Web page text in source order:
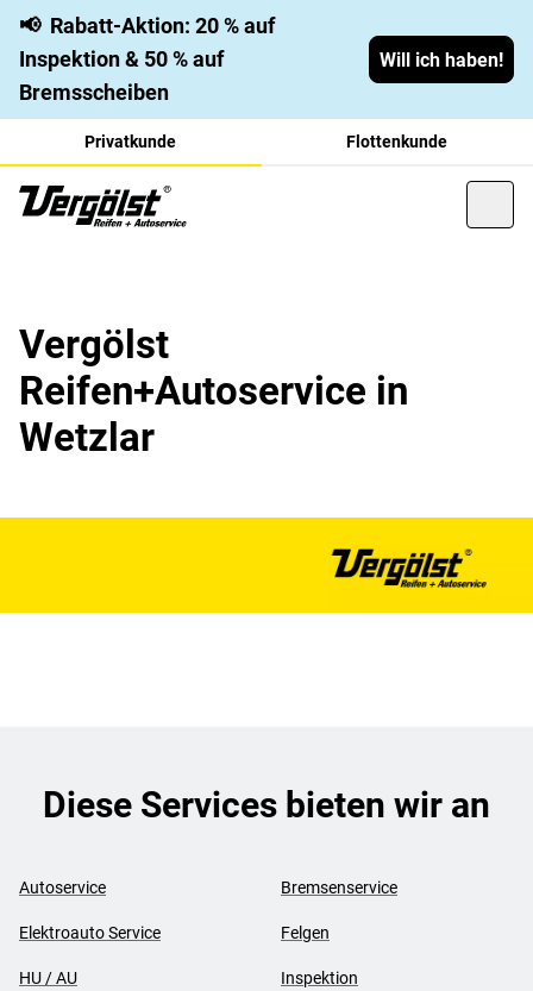
📢 Rabatt-Aktion: 20 % auf
Inspektion & 50 % auf
Bremsscheiben
Will ich haben!
Privatkunde Flottenkunde
Vergölst
Reifen+Autoservice in
Wetzlar
Diese Services bieten wir an
Autoservice Bremsenservice
Elektroauto Service Felgen
HU / AU Inspektion